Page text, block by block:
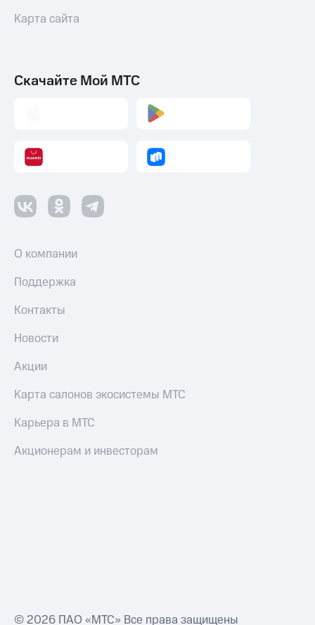
Карта сайта
Скачайте Мой МТС
О компании
Поддержка
Контакты
Новости
Акции
Карта салонов экосистемы МТС
Карьера в МТС
Акционерам и инвесторам
© 2026 ПАО «МТС» Все права защищены